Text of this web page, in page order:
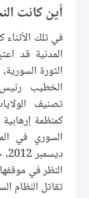
أين كانت
في تلك
المدنية قد
الثورة
الخطيب
تصنيف
كمنظمة
النظر في
تقاتل النظام